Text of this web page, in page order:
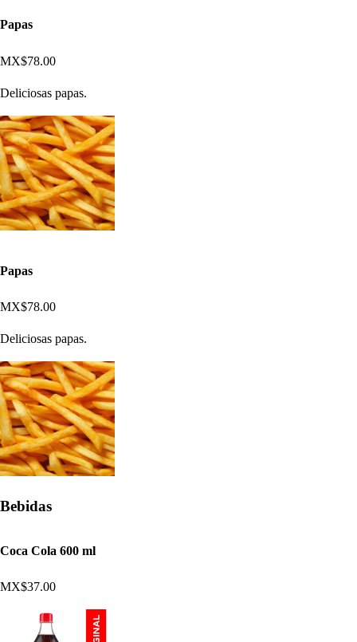
Papas
MX$78.00
Deliciosas papas.
Papas
MX$78.00
Deliciosas papas.
Bebidas
Coca Cola 600 ml
MX$37.00